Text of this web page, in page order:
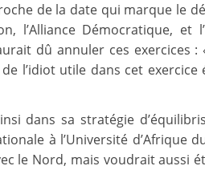
de la date qui marque le
l’Alliance Démocratique,
dû annuler ces exercices :
l’idiot utile dans cet
dans sa stratégie
à l’Université d’Afrique
le Nord, mais voudrait aussi